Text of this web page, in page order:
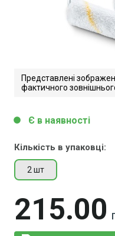
Представлені
фактичного
Кількість в упаковці:
2 шт
215 00
circle Є в наявності